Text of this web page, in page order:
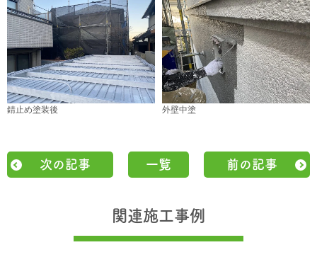
錆止め塗装後 外壁中塗
次の記事 一覧 前の記事
関連施工事例